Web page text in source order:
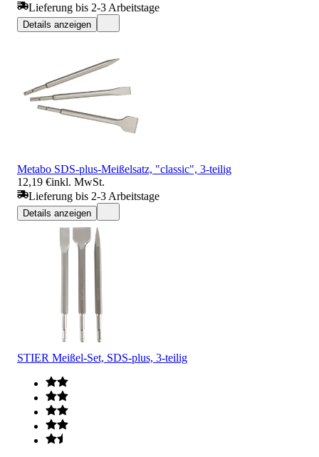
Lieferung bis 2-3 Arbeitstage
Details anzeigen
Metabo SDS-plus-Meißelsatz, "classic", 3-teilig
12,19 €inkl. MwSt.
Lieferung bis 2-3 Arbeitstage
Details anzeigen
STIER Meißel-Set, SDS-plus, 3-teilig